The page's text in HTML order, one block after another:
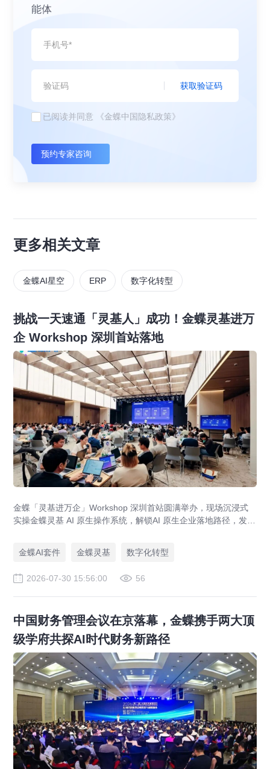
能体
获取验证码
已阅读并同意 《金蝶中国隐私政策》
预约专家咨询
更多相关文章
金蝶AI星空 ERP 数字化转型
挑战一天速通「灵基人」成功！金蝶灵基进万
企 Workshop 深圳首站落地
金蝶「灵基进万企」Workshop 深圳首站圆满举办，现场沉浸式
实操金蝶灵基 AI 原生操作系统，解锁AI 原生企业落地路径，发布
金蝶AI套件 金蝶灵基 数字化转型
2026-07-30 15:56:00 56
中国财务管理会议在京落幕，金蝶携手两大顶
级学府共探AI时代财务新路径